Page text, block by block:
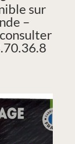
sur
–